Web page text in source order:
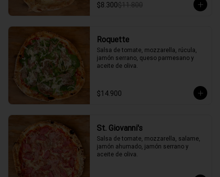
$8.300$11.800
Roquette
Salsa de tomate, mozzarella, rúcula,
jamón serrano, queso parmesano y
aceite de oliva.
$14.900
St. Giovanni's
Salsa de tomate, mozzarella, salame,
jamón ahumado, jamón serrano y
aceite de oliva.